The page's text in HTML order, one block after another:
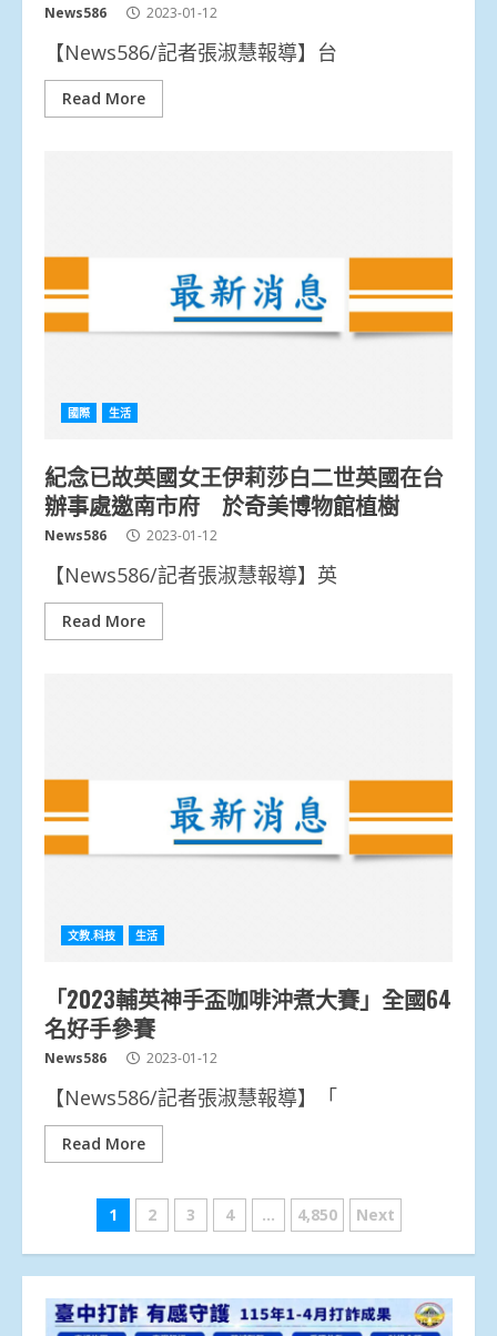
News586 2023-01-12
【News586/記者張淑慧報導】台
Read More
國際 生活
紀念已故英國女王伊莉莎白二世英國在台
辦事處邀南市府 於奇美博物館植樹
News586 2023-01-12
【News586/記者張淑慧報導】英
Read More
文教.科技 生活
「2023輔英神手盃咖啡沖煮大賽」全國64
名好手參賽
News586 2023-01-12
【News586/記者張淑慧報導】「
Read More
文
章
分
1 2 3 4 ... 4,850 Next